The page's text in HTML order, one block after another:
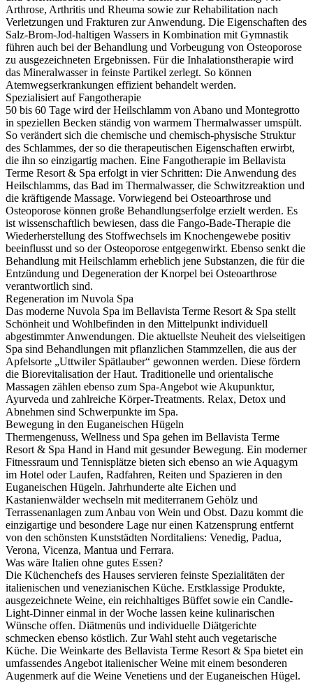
Arthrose, Arthritis und Rheuma sowie zur Rehabilitation nach
Verletzungen und Frakturen zur Anwendung. Die Eigenschaften des
Salz-Brom-Jod-haltigen Wassers in Kombination mit Gymnastik
führen auch bei der Behandlung und Vorbeugung von Osteoporose
zu ausgezeichneten Ergebnissen. Für die Inhalationstherapie wird
das Mineralwasser in feinste Partikel zerlegt. So können
Atemwegserkrankungen effizient behandelt werden.
Spezialisiert auf Fangotherapie
50 bis 60 Tage wird der Heilschlamm von Abano und Montegrotto
in speziellen Becken ständig von warmem Thermalwasser umspült.
So verändert sich die chemische und chemisch-physische Struktur
des Schlammes, der so die therapeutischen Eigenschaften erwirbt,
die ihn so einzigartig machen. Eine Fangotherapie im Bellavista
Terme Resort & Spa erfolgt in vier Schritten: Die Anwendung des
Heilschlamms, das Bad im Thermalwasser, die Schwitzreaktion und
die kräftigende Massage. Vorwiegend bei Osteoarthrose und
Osteoporose können große Behandlungserfolge erzielt werden. Es
ist wissenschaftlich bewiesen, dass die Fango-Bade-Therapie die
Wiederherstellung des Stoffwechsels im Knochengewebe positiv
beeinflusst und so der Osteoporose entgegenwirkt. Ebenso senkt die
Behandlung mit Heilschlamm erheblich jene Substanzen, die für die
Entzündung und Degeneration der Knorpel bei Osteoarthrose
verantwortlich sind.
Regeneration im Nuvola Spa
Das moderne Nuvola Spa im Bellavista Terme Resort & Spa stellt
Schönheit und Wohlbefinden in den Mittelpunkt individuell
abgestimmter Anwendungen. Die aktuellste Neuheit des vielseitigen
Spa sind Behandlungen mit pflanzlichen Stammzellen, die aus der
Apfelsorte „Uttwiler Spätlauber“ gewonnen werden. Diese fördern
die Biorevitalisation der Haut. Traditionelle und orientalische
Massagen zählen ebenso zum Spa-Angebot wie Akupunktur,
Ayurveda und zahlreiche Körper-Treatments. Relax, Detox und
Abnehmen sind Schwerpunkte im Spa.
Bewegung in den Euganeischen Hügeln
Thermengenuss, Wellness und Spa gehen im Bellavista Terme
Resort & Spa Hand in Hand mit gesunder Bewegung. Ein moderner
Fitnessraum und Tennisplätze bieten sich ebenso an wie Aquagym
im Hotel oder Laufen, Radfahren, Reiten und Spazieren in den
Euganeischen Hügeln. Jahrhunderte alte Eichen und
Kastanienwälder wechseln mit mediterranem Gehölz und
Terrassenanlagen zum Anbau von Wein und Obst. Dazu kommt die
einzigartige und besondere Lage nur einen Katzensprung entfernt
von den schönsten Kunststädten Norditaliens: Venedig, Padua,
Verona, Vicenza, Mantua und Ferrara.
Was wäre Italien ohne gutes Essen?
Die Küchenchefs des Hauses servieren feinste Spezialitäten der
italienischen und venezianischen Küche. Erstklassige Produkte,
ausgezeichnete Weine, ein reichhaltiges Büffet sowie ein Candle-
Light-Dinner einmal in der Woche lassen keine kulinarischen
Wünsche offen. Diätmenüs und individuelle Diätgerichte
schmecken ebenso köstlich. Zur Wahl steht auch vegetarische
Küche. Die Weinkarte des Bellavista Terme Resort & Spa bietet ein
umfassendes Angebot italienischer Weine mit einem besonderen
Augenmerk auf die Weine Venetiens und der Euganeischen Hügel.